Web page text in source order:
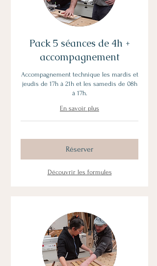
Pack 5 séances de 4h +
accompagnement
Accompagnement technique les mardis et
jeudis de 17h à 21h et les samedis de 08h
à 17h.
En savoir plus
Réserver
Découvrir les formules